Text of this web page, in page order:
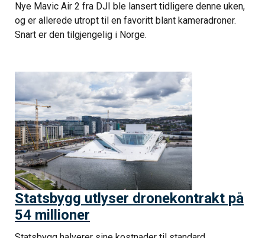
Nye Mavic Air 2 fra DJI ble lansert tidligere denne uken,
og er allerede utropt til en favoritt blant kameradroner.
Snart er den tilgjengelig i Norge.
Statsbygg utlyser dronekontrakt på
54 millioner